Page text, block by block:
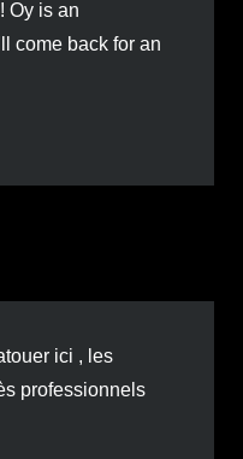
Oy is an
come back for an
ici , les
professionnels